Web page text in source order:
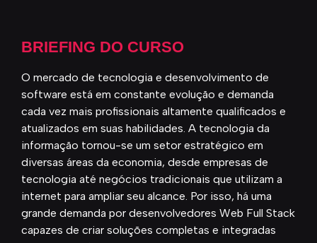
BRIEFING DO CURSO
O mercado de tecnologia e desenvolvimento de
software está em constante evolução e demanda
cada vez mais profissionais altamente qualificados e
atualizados em suas habilidades. A tecnologia da
informação tornou-se um setor estratégico em
diversas áreas da economia, desde empresas de
tecnologia até negócios tradicionais que utilizam a
internet para ampliar seu alcance. Por isso, há uma
grande demanda por desenvolvedores Web Full Stack
capazes de criar soluções completas e integradas